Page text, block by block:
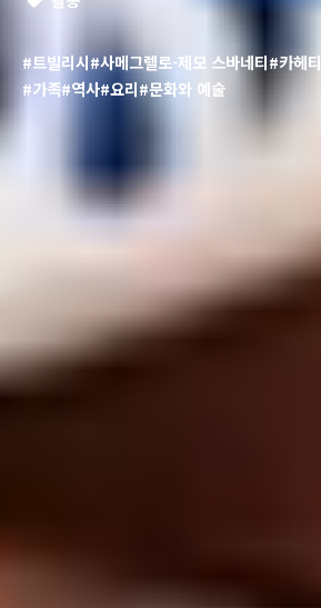
#트빌리시#사메그렐로-제모 스바네티#카헤티
#가족#역사#요리#문화와 예술